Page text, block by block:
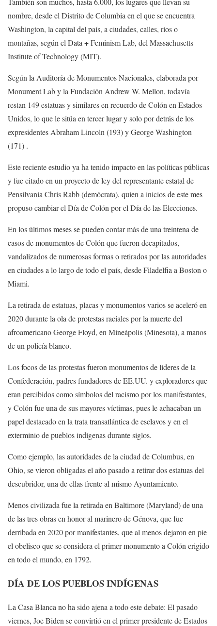
nombre, desde el Distrito de Columbia en el que se encuentra
Washington, la capital del país, a ciudades, calles, ríos o
montañas, según el Data + Feminism Lab, del Massachusetts
Institute of Technology (MIT).
Según la Auditoría de Monumentos Nacionales, elaborada por
Monument Lab y la Fundación Andrew W. Mellon, todavía
restan 149 estatuas y similares en recuerdo de Colón en Estados
Unidos, lo que le sitúa en tercer lugar y solo por detrás de los
expresidentes Abraham Lincoln (193) y George Washington
(171) .
Este reciente estudio ya ha tenido impacto en las políticas públicas
y fue citado en un proyecto de ley del representante estatal de
Pensilvania Chris Rabb (demócrata), quien a inicios de este mes
propuso cambiar el Día de Colón por el Día de las Elecciones.
En los últimos meses se pueden contar más de una treintena de
casos de monumentos de Colón que fueron decapitados,
vandalizados de numerosas formas o retirados por las autoridades
en ciudades a lo largo de todo el país, desde Filadelfia a Boston o
Miami.
La retirada de estatuas, placas y monumentos varios se aceleró en
2020 durante la ola de protestas raciales por la muerte del
afroamericano George Floyd, en Mineápolis (Minesota), a manos
de un policía blanco.
Los focos de las protestas fueron monumentos de líderes de la
Confederación, padres fundadores de EE.UU. y exploradores que
eran percibidos como símbolos del racismo por los manifestantes,
y Colón fue una de sus mayores víctimas, pues le achacaban un
papel destacado en la trata transatlántica de esclavos y en el
exterminio de pueblos indígenas durante siglos.
Como ejemplo, las autoridades de la ciudad de Columbus, en
Ohio, se vieron obligadas el año pasado a retirar dos estatuas del
descubridor, una de ellas frente al mismo Ayuntamiento.
Menos civilizada fue la retirada en Baltimore (Maryland) de una
de las tres obras en honor al marinero de Génova, que fue
derribada en 2020 por manifestantes, que al menos dejaron en pie
el obelisco que se considera el primer monumento a Colón erigido
en todo el mundo, en 1792.
DÍA DE LOS PUEBLOS INDÍGENAS
La Casa Blanca no ha sido ajena a todo este debate: El pasado
viernes, Joe Biden se convirtió en el primer presidente de Estados